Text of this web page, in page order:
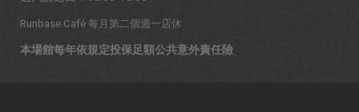
Runbase Café 每月第二個週一店休
本場館每年依規定投保足額公共意外責任險